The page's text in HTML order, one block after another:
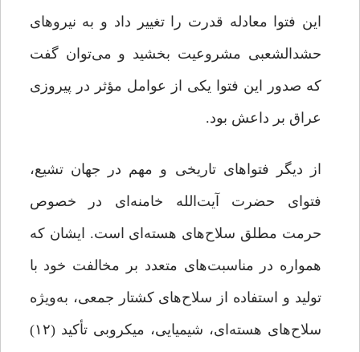
این فتوا معادله قدرت را تغییر داد و به نیروهای
حشدالشعبی مشروعیت بخشید و می‌توان گفت
که صدور این فتوا یکی از عوامل مؤثر در پیروزی
عراق بر داعش بود.
از دیگر فتواهای تاریخی و مهم در جهان تشیع،
فتوای حضرت آیت‌الله خامنه‌ای در خصوص
حرمت مطلق سلاح‌های هسته‌ای است. ایشان که
همواره در مناسبت‌های متعدد بر مخالفت خود با
تولید و استفاده از سلاح‌های کشتار جمعی، به‌ویژه
سلاح‌های هسته‌ای، شیمیایی، ‌میکروبی تأکید (۱۲)